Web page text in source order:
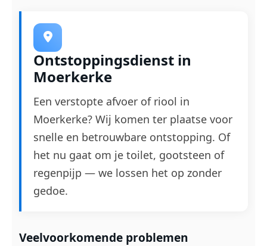
Ontstoppingsdienst in
Moerkerke
Een verstopte afvoer of riool in
Moerkerke? Wij komen ter plaatse voor
snelle en betrouwbare ontstopping. Of
het nu gaat om je toilet, gootsteen of
regenpijp — we lossen het op zonder
gedoe.
Veelvoorkomende problemen